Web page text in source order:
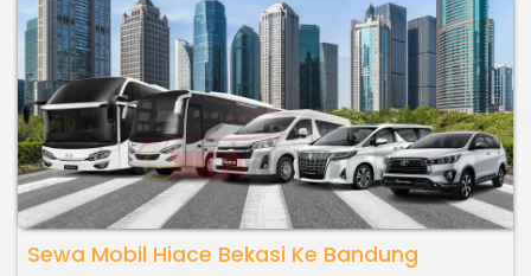
Sewa Mobil Hiace Bekasi Ke Bandung